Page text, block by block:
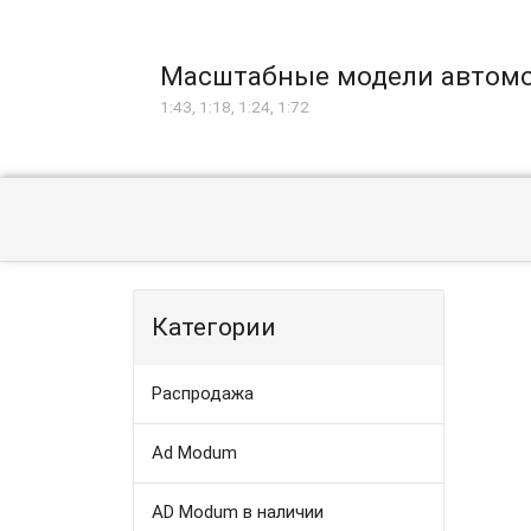
Масштабные модели
1:43, 1:18, 1:24, 1:72
Категории
Распродажа
Ad Modum
AD Modum в наличии